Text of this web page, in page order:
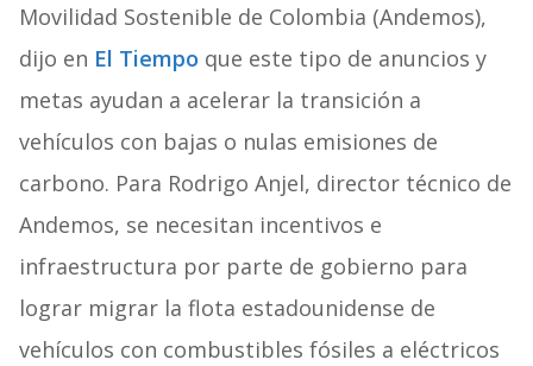
Movilidad Sostenible de Colombia (Andemos),
dijo en El Tiempo que este tipo de anuncios y
metas ayudan a acelerar la transición a
vehículos con bajas o nulas emisiones de
carbono. Para Rodrigo Anjel, director técnico de
Andemos, se necesitan incentivos e
infraestructura por parte de gobierno para
lograr migrar la flota estadounidense de
vehículos con combustibles fósiles a eléctricos